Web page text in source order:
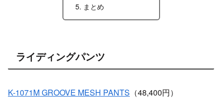
まとめ
ライディングパンツ
K-1071M GROOVE MESH PANTS （48,400円）